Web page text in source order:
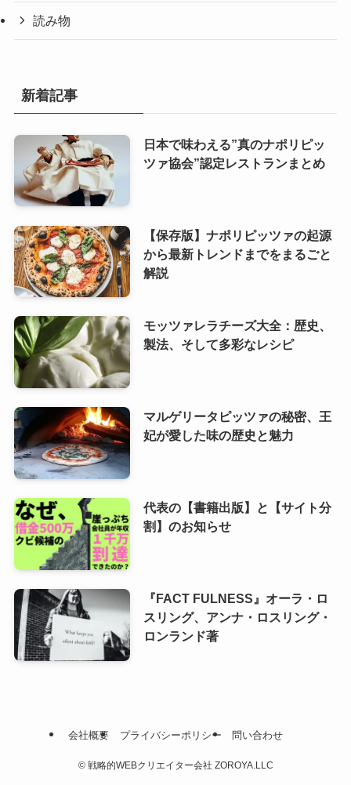
読み物
新着記事
日本で味わえる”真のナポリピッ
ツァ協会”認定レストランまとめ
【保存版】ナポリピッツァの起源
から最新トレンドまでをまるごと
解説
モッツァレラチーズ大全：歴史、
製法、そして多彩なレシピ
マルゲリータピッツァの秘密、王
妃が愛した味の歴史と魅力
代表の【書籍出版】と【サイト分
割】のお知らせ
『FACT FULNESS』オーラ・ロ
スリング、アンナ・ロスリング・
ロンランド著
会社概要 プライバシーポリシー 問い合わせ
©戦略的WEBクリエイター会社 ZOROYA.LLC